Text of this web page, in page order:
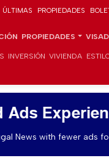
ÚLTIMAS PROPIEDADES
PROPIEDADES
INVERSIÓN VIVIENDA
Ads
News with fewer ads